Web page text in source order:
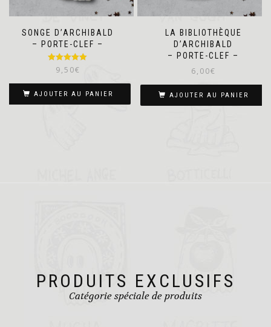
SONGE D’ARCHIBALD
– PORTE-CLEF –
Note 5.00
sur 5
9,50€
AJOUTER AU PANIER
LA BIBLIOTHÈQUE
D’ARCHIBALD
– PORTE-CLEF –
6,00€
AJOUTER AU PANIER
PRODUITS EXCLUSIFS
Catégorie spéciale de produits